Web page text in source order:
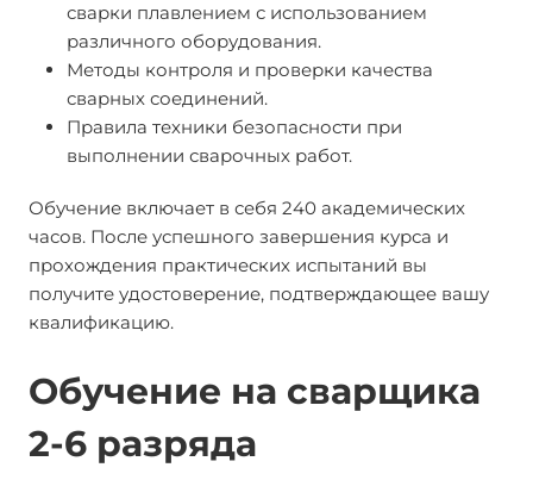
сварки плавлением с использованием
различного оборудования.
Методы контроля и проверки качества
сварных соединений.
Правила техники безопасности при
выполнении сварочных работ.
Обучение включает в себя 240 академических
часов. После успешного завершения курса и
прохождения практических испытаний вы
получите удостоверение, подтверждающее вашу
квалификацию.
Обучение на сварщика
2-6 разряда